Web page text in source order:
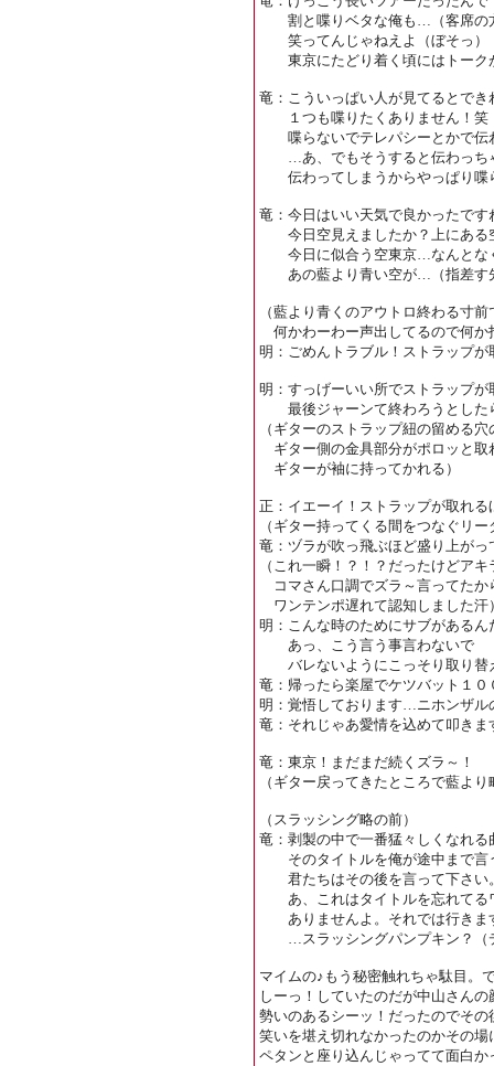
割と喋りベタな俺も…（客席の
笑ってんじゃねえよ（ぼそっ）
東京にたどり着く頃にはトーク
竜：こういっぱい人が見てるとでき
１つも喋りたくありません！笑
喋らないでテレパシーとかで伝
…あ、でもそうすると伝わっち
伝わってしまうからやっぱり喋
竜：今日はいい天気で良かったです
今日空見えましたか？上にある
今日に似合う空東京…なんとな
あの藍より青い空が…（指差す
（藍より青くのアウトロ終わる寸
何かわーわー声出してるので何か
明：ごめんトラブル！ストラップが
明：すっげーいい所でストラップが
最後ジャーンて終わろうとした
（ギターのストラップ紐の留める
ギター側の金具部分がポロッと取
ギターが袖に持ってかれる）
正：イエーイ！ストラップが取れ
（ギター持ってくる間をつなぐリ
竜：ヅラが吹っ飛ぶほど盛り上がっ
（これ一瞬！？！？だったけどアキ
コマさん口調でズラ～言ってたか
ワンテンポ遅れて認知しました汗
明：こんな時のためにサブがあるん
あっ、こう言う事言わないで
バレないようにこっそり取り替
竜：帰ったら楽屋でケツバット１
明：覚悟しております…ニホンザル
竜：それじゃあ愛情を込めて叩きま
竜：東京！まだまだ続くズラ～！
（ギター戻ってきたところで藍よ
（スラッシング略の前）
竜：剥製の中で一番猛々しくなれる
そのタイトルを俺が途中まで言
君たちはその後を言って下さい
あ、これはタイトルを忘れてる
ありませんよ。それでは行きま
…スラッシングパンプキン？（
マイムの♪もう秘密触れちゃ駄目。
しーっ！していたのだが中山さん
勢いのあるシーッ！だったのでその
笑いを堪え切れなかったのかその場
ペタンと座り込んじゃってて面白か